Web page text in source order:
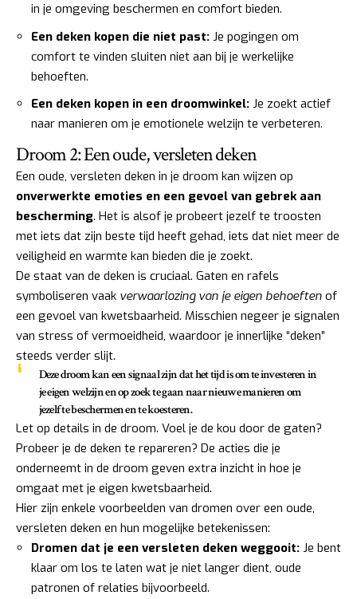
in je omgeving beschermen en comfort bieden.
Een deken kopen die niet past: Je pogingen om
comfort te vinden sluiten niet aan bij je werkelijke
behoeften.
Een deken kopen in een droomwinkel: Je zoekt actief
naar manieren om je emotionele welzijn te verbeteren.
Droom 2: Een oude, versleten deken
Een oude, versleten deken in je droom kan wijzen op
onverwerkte emoties en een gevoel van gebrek aan
bescherming. Het is alsof je probeert jezelf te troosten
met iets dat zijn beste tijd heeft gehad, iets dat niet meer de
veiligheid en warmte kan bieden die je zoekt.
De staat van de deken is cruciaal. Gaten en rafels
symboliseren vaak verwaarlozing van je eigen behoeften of
een gevoel van kwetsbaarheid. Misschien negeer je signalen
van stress of vermoeidheid, waardoor je innerlijke “deken”
steeds verder slijt.
Deze droom kan een signaal zijn dat het tijd is om te investeren in
je eigen welzijn en op zoek te gaan naar nieuwe manieren om
jezelf te beschermen en te koesteren.
Let op details in de droom. Voel je de kou door de gaten?
Probeer je de deken te repareren? De acties die je
onderneemt in de droom geven extra inzicht in hoe je
omgaat met je eigen kwetsbaarheid.
Hier zijn enkele voorbeelden van dromen over een oude,
versleten deken en hun mogelijke betekenissen:
Dromen dat je een versleten deken weggooit: Je bent
klaar om los te laten wat je niet langer dient, oude
patronen of relaties bijvoorbeeld.